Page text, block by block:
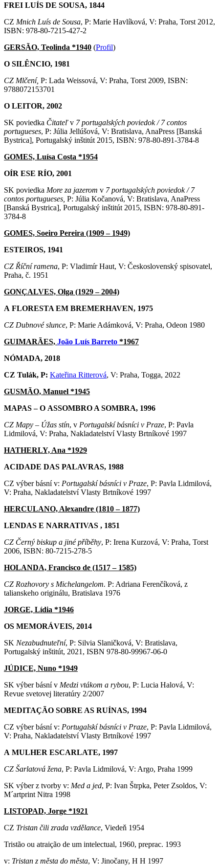
FREI LUÍS DE SOUSA, 1844
CZ Mnich Luís de Sousa, P: Marie Havlíková, V: Praha, Torst 2012,
ISBN: 978-80-7215-427-2
GERSÃO, Teolinda *1940 (Profil)
O SILÊNCIO, 1981
CZ Mlčení, P: Lada Weissová, V: Praha, Torst 2009, ISBN:
9788072153701
O LEITOR, 2002
SK poviedka Čitateľv 7 portugalských poviedok / 7 contos
portugueses, P: Júlia Jellúšová, V: Bratislava, AnaPress [Banská
Bystrica], Portugalský inštitút 2015, ISBN: 978-80-891-3784-8
GOMES, Luísa Costa *1954
OÍR ESE RÍO, 2001
SK poviedka More za jazerom v 7 portugalských poviedok / 7
contos portugueses, P: Júlia Kočanová, V: Bratislava, AnaPress
[Banská Bystrica], Portugalský inštitút 2015, ISBN: 978-80-891-
3784-8
GOMES, Soeiro Pereira (1909 – 1949)
ESTEIROS, 1941
CZ Říční ramena, P: Vladimír Haut, V: Československý spisovatel,
Praha, č. 1951
GONÇALVES, Olga (1929 – 2004)
A FLORESTA EM BREMERHAVEN, 1975
CZ Dubnové slunce, P: Marie Adámková, V: Praha, Odeon 1980
GUIMARÃES, João Luís Barreto *1967
NÓMADA, 2018
CZ Tulák, P: Kateřina Ritterová, V: Praha, Togga, 2022
GUSMÃO, Manuel *1945
MAPAS – O ASSOMBRO A SOMBRA, 1996
CZ Mapy – Úžas stín, v Portugalskí básníci v Praze, P: Pavla
Lidmilová, V: Praha, Nakladatelství Vlasty Brtníkové 1997
HATHERLY, Ana *1929
ACIDADE DAS PALAVRAS, 1988
CZ výber básní v: Portugalskí básníci v Praze, P: Pavla Lidmilová,
V: Praha, Nakladatelství Vlasty Brtníkové 1997
HERCULANO, Alexandre (1810 – 1877)
LENDAS E NARRATIVAS , 1851
CZ Černý biskup a jiné příběhy, P: Irena Kurzová, V: Praha, Torst
2006, ISBN: 80-7215-278-5
HOLANDA, Francisco de (1517 – 1585)
CZ Rozhovory s Michelangelom. P: Adriana Ferenčíková, z
talianskeho originálu, Bratislava 1976
JORGE, Lídia *1946
OS MEMORÁVEIS, 2014
SK Nezabudnuteľní, P: Silvia Slaničková, V: Bratislava,
Portugalský inštitút, 2021, ISBN 978-80-99967-06-0
JÚDICE, Nuno *1949
SK výber básní v Medzi vtákom a rybou, P: Lucia Halová, V:
Revue svetovej literatúry 2/2007
MEDITAÇÃO SOBRE AS RUÍNAS, 1994
CZ výber básní v: Portugalskí básníci v Praze, P: Pavla Lidmilová,
V: Praha, Nakladatelství Vlasty Brtníkové 1997
A MULHER ESCARLATE, 1997
CZ Šarlatová žena, P: Pavla Lidmilová, V: Argo, Praha 1999
SK výber z tvorby v: Med a jed, P: Ivan Štrpka, Peter Zsoldos, V:
M´artprint Nitra 1998
LISTOPAD, Jorge *1921
CZ Tristan čili zrada vzdělance, Viedeň 1954
Tristão ou atraição de um intelectual, 1960, preprac. 1993
v: Tristan z města do města, V: Jinočany, H H 1997